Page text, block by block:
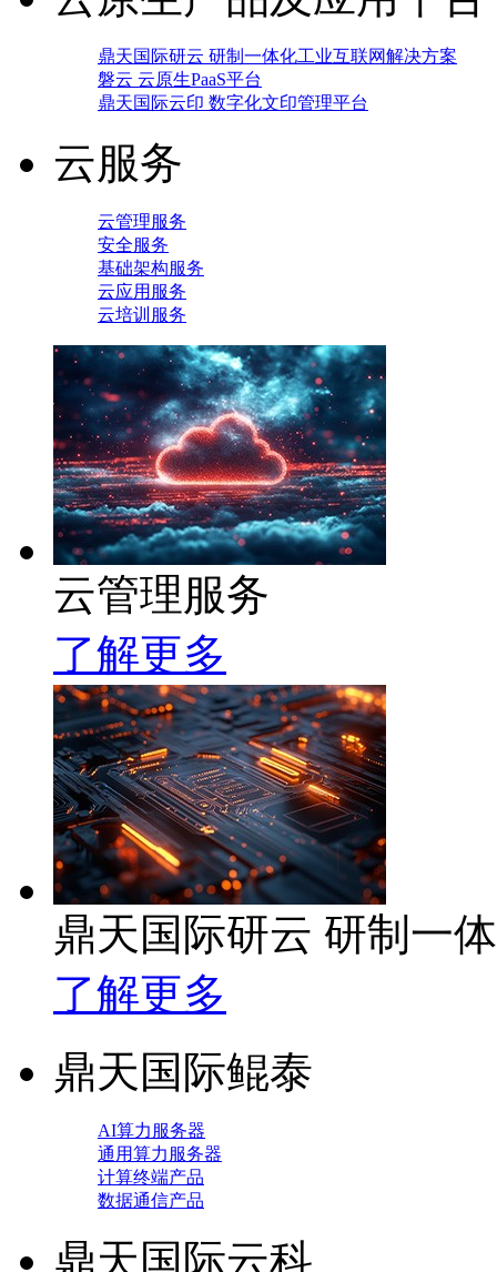
鼎天国际研云 研制一体化工业互联网解决方案
磐云 云原生PaaS平台
鼎天国际云印 数字化文印管理平台
云服务
云管理服务
安全服务
基础架构服务
云应用服务
云培训服务
云管理服务
了解更多
鼎天国际研云 研制一
了解更多
鼎天国际鲲泰
AI算力服务器
通用算力服务器
计算终端产品
数据通信产品
鼎天国际云科